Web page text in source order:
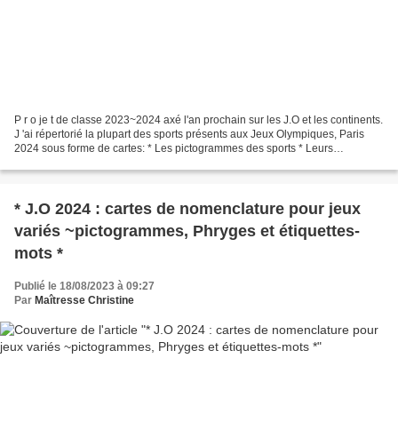
P r o je t de classe 2023~2024 axé l'an prochain sur les J.O et les continents.
J 'ai répertorié la plupart des sports présents aux Jeux Olympiques, Paris
2024 sous forme de cartes: * Les pictogrammes des sports * Leurs
* J.O 2024 : cartes de nomenclature pour jeux
variés ~pictogrammes, Phryges et étiquettes-
mots *
Publié le 18/08/2023 à 09:27
Par Maîtresse Christine